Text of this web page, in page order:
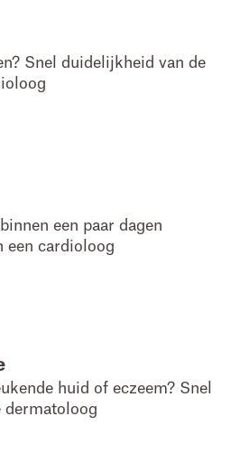
Snel duidelijkheid van de
een paar dagen
een cardioloog
huid of eczeem? Snel
dermatoloog